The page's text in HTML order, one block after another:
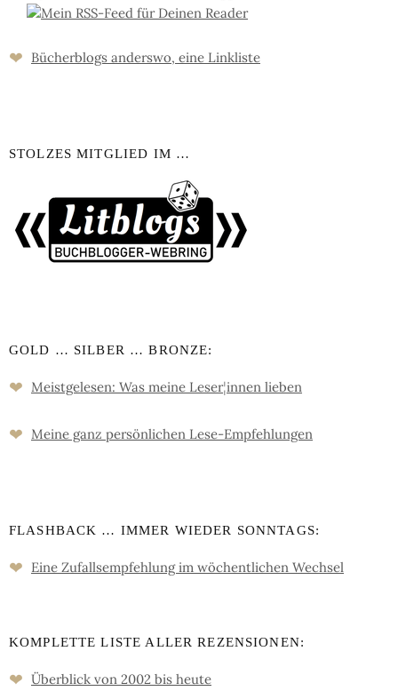
❤ Bücher­blogs an­ders­wo, eine Link­liste
STOLZES MITGLIED IM …
GOLD … SILBER … BRONZE:
❤ Meistgelesen: Was meine Leser¦innen lieben
❤ Meine ganz persön­lichen Lese-Empfeh­lungen
FLASHBACK … IMMER WIEDER SONNTAGS:
❤ Eine Zufalls­empfehlung im wöchent­lichen Wechsel
KOMPLETTE LISTE ALLER REZENSIONEN:
❤ Überblick von 2002 bis heute